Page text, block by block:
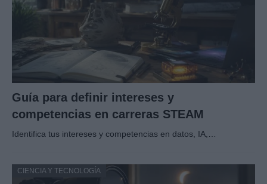
Guía para definir intereses y
competencias en carreras STEAM
Identifica tus intereses y competencias en datos, IA,…
CIENCIA Y TECNOLOGÍA